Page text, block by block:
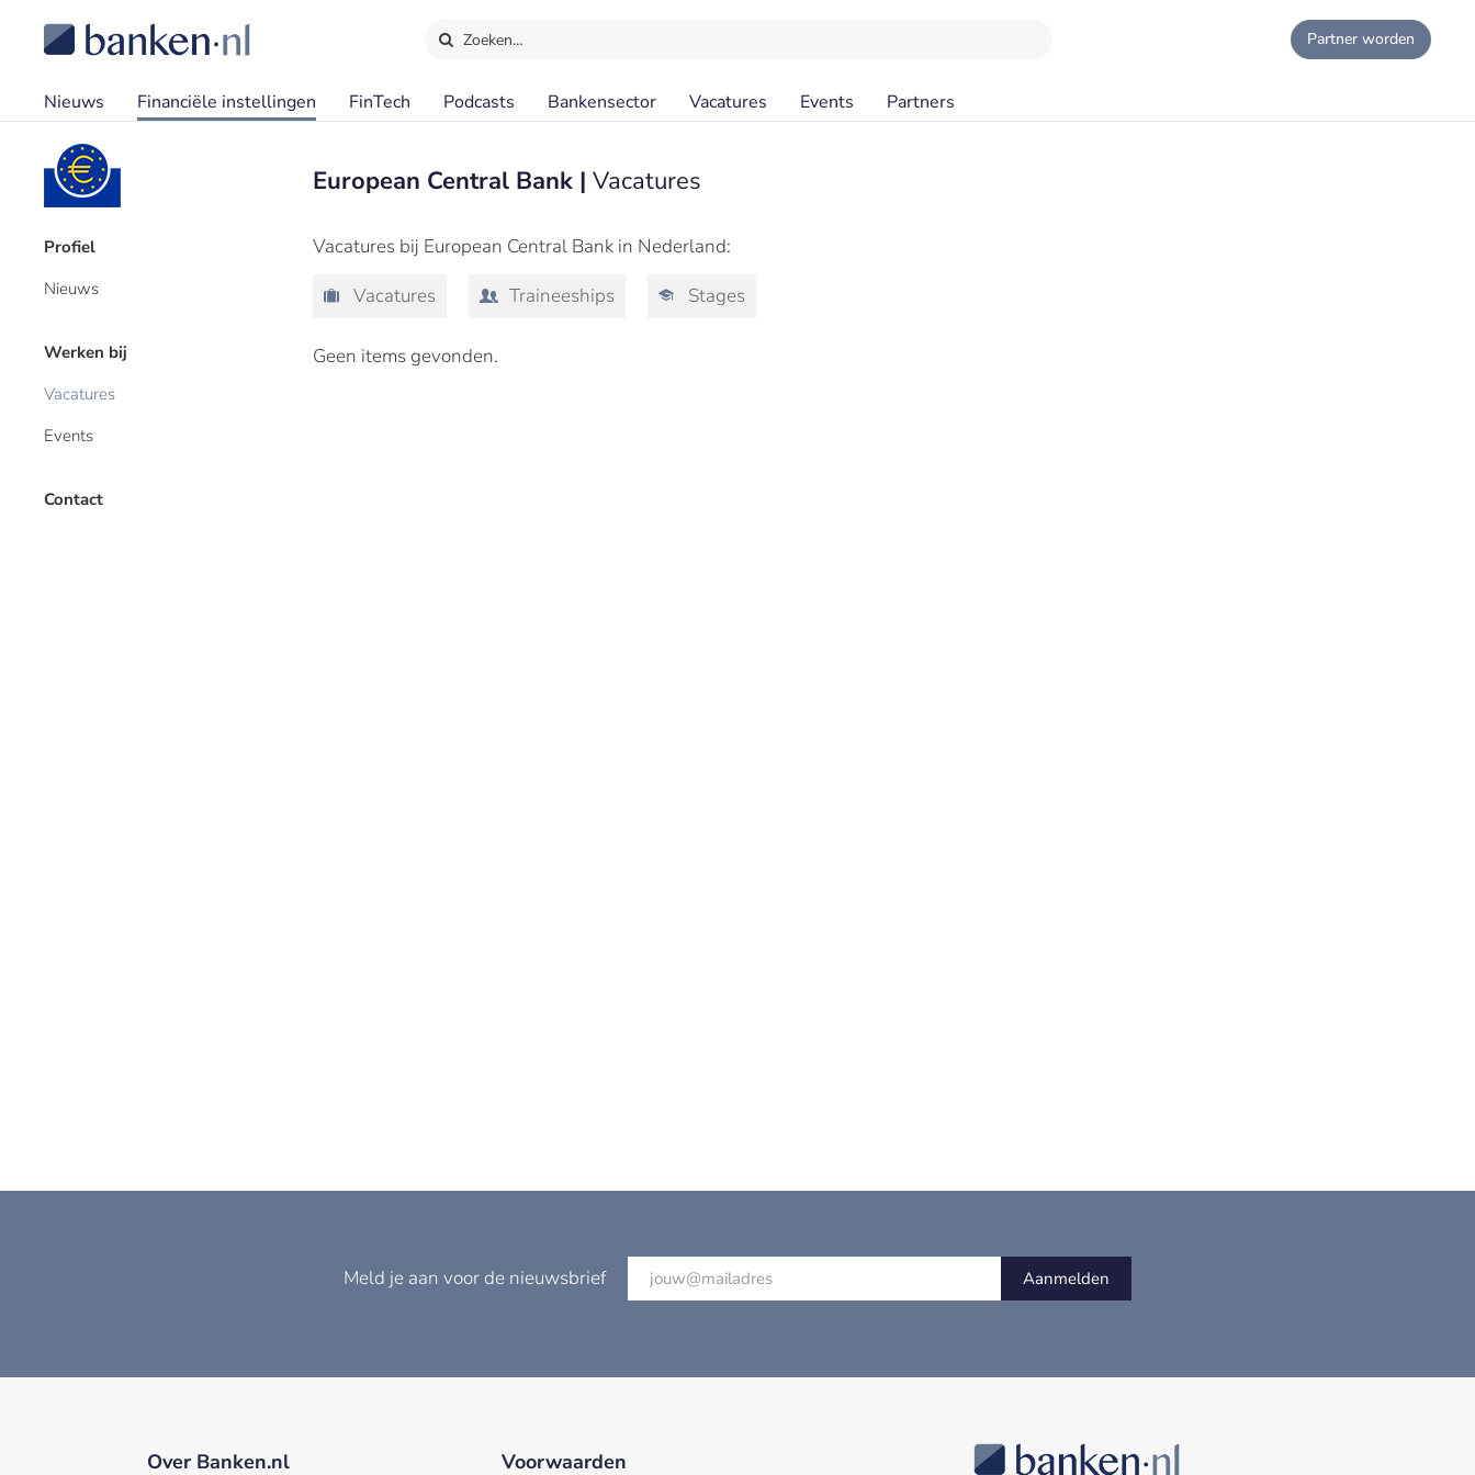
Zoeken… Partner worden
Nieuws Financiële instellingen FinTech Podcasts Bankensector Vacatures Events Partners
Profiel
Nieuws
Werken bij
Vacatures
Events
Contact
European Central Bank | Vacatures
Vacatures bij European Central Bank in Nederland:
Vacatures
Traineeships Stages
Geen items gevonden.
Meld je aan voor de nieuwsbrief Aanmelden
Over Banken.nl Voorwaarden